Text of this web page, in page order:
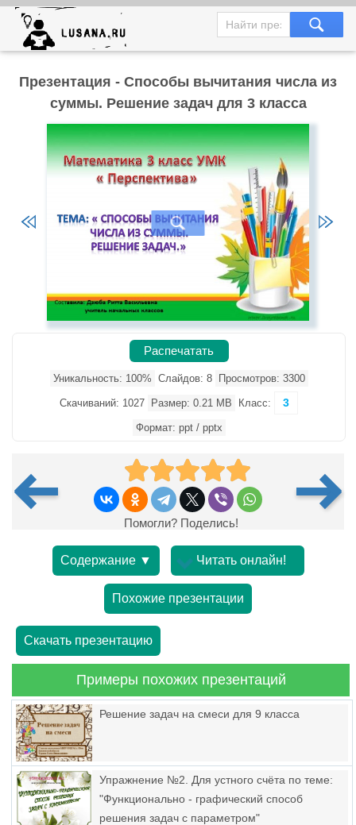
Презентация - Способы вычитания числа из
суммы. Решение задач для 3 класса
Распечатать
Уникальность: 100% Слайдов: 8 Просмотров: 3300
Скачиваний: 1027 Размер: 0.21 MB Класс: 3
Формат: ppt / pptx
Помогли? Поделись!
Содержание ▼ Читать онлайн!
Похожие презентации
Скачать презентацию
Примеры похожих презентаций
Решение задач на смеси для 9 класса
Упражнение №2. Для устного счёта по теме:
"Функционально - графический способ
решения задач с параметром"